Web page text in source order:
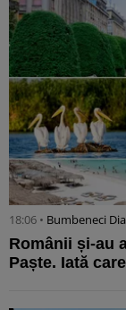
18:06 • Bumbeneci
Românii și-au
Paște. Iată